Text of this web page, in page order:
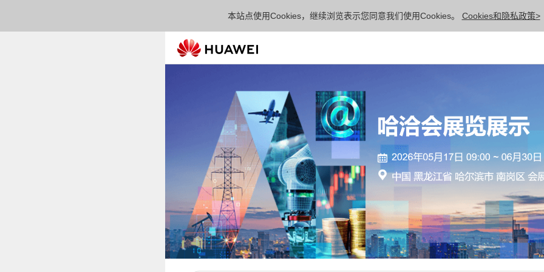
本站点使用Cookies，继续浏览表示您同意我们使用Cookies。 Cookies和隐私政策>